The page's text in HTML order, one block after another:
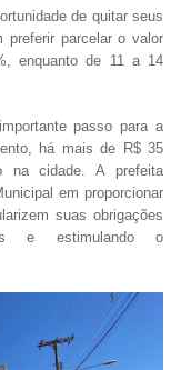
de quitar seus
preferir parcelar o valor
enquanto de 11 a 14
passo para a
há mais de R$ 35
na cidade. A prefeita
em proporcionar
suas obrigações
e estimulando o